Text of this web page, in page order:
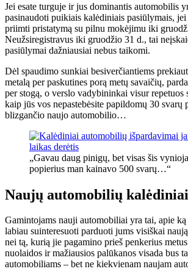
Jei esate turguje ir jus dominantis automobilis
pasinaudoti puikiais kalėdiniais pasiūlymais, jei
priimti pristatymą su pilnu mokėjimu iki
Neužsiregistravus iki gruodžio 31 d., tai
pasiūlymai dažniausiai nebus taikomi.
Dėl spaudimo sunkiai besiverčiantiems
metalą per paskutines porą metų savaičių,
per stogą, o verslo vadybininkai visur repetuos
kaip jūs vos nepastebėsite papildomų 30 svarų
blizgančio naujo automobilio…
„Gavau daug pinigų, bet visas šis
popierius man kainavo 500 svarų…“
Naujų automobilių
Gamintojams nauji automobiliai yra tai, apie ką
labiau suinteresuoti parduoti jums visiškai
nei tą, kurią jie pagamino prieš penkerius
nuolaidos ir mažiausios palūkanos visada bus
automobiliams – bet ne kiekvienam naujam